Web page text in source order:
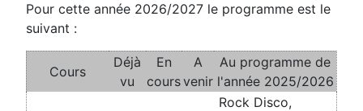
Pour cette année 2026/2027 le programme est le
suivant :
Cours
Déjà
vu
En
cours
A
venir
Au programme de
l'année 2025/2026
Rock Disco,